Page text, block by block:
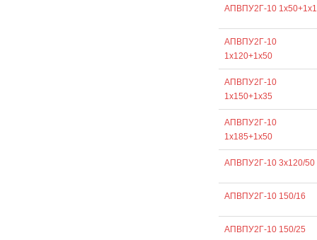
АПВПУ2Г-10
АПВПУ2Г-10
1х120+1х50
АПВПУ2Г-10
1х150+1х35
АПВПУ2Г-10
1х185+1х50
АПВПУ2Г-10 3х120/50
АПВПУ2Г-10 150/16
АПВПУ2Г-10 150/25